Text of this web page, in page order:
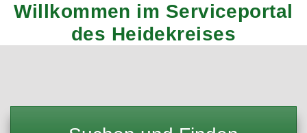
Willkommen im Serviceportal
des Heidekreises